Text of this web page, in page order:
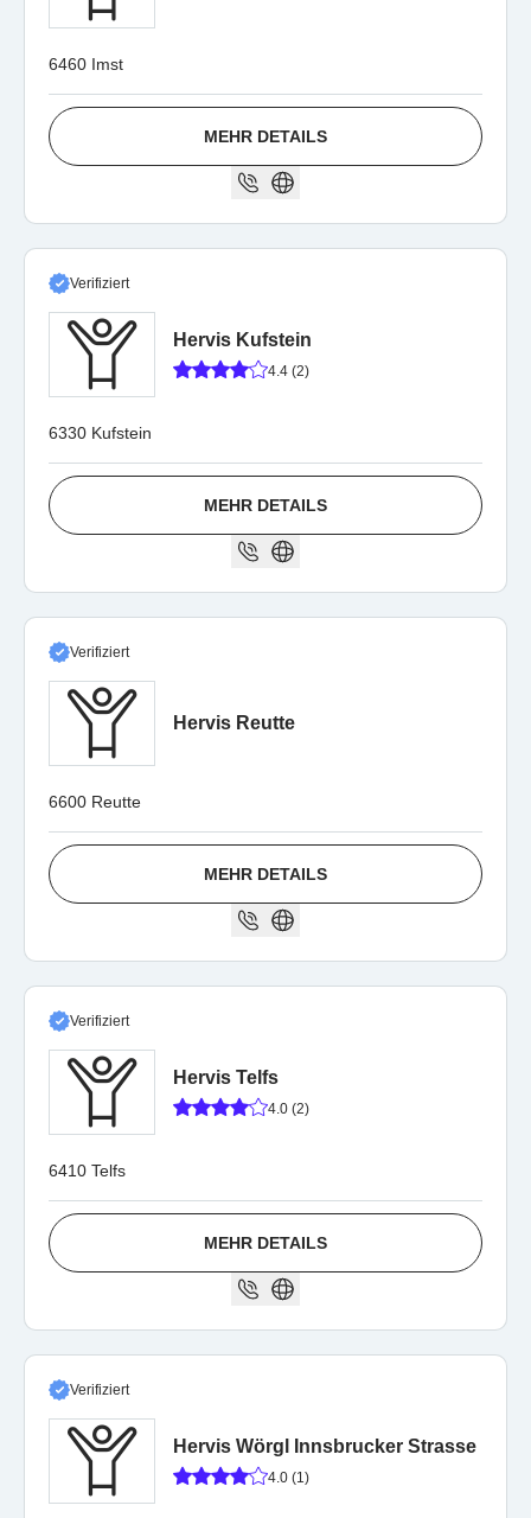
6460 Imst
MEHR DETAILS
Verifiziert
Hervis Kufstein
4.4 (2)
6330 Kufstein
MEHR DETAILS
Verifiziert
Hervis Reutte
6600 Reutte
MEHR DETAILS
Verifiziert
Hervis Telfs
4.0 (2)
6410 Telfs
MEHR DETAILS
Verifiziert
Hervis Wörgl Innsbrucker Strasse
4.0 (1)